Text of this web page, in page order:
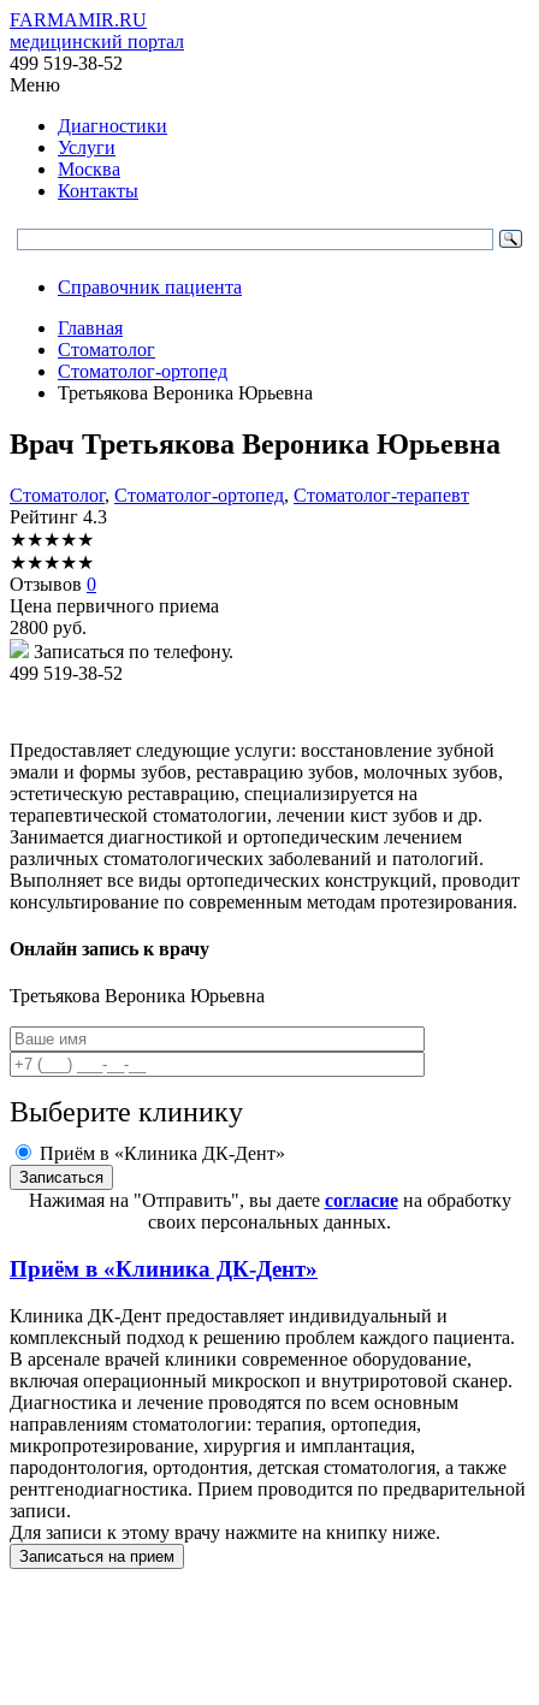
FARMAMIR.RU
медицинский портал
499 519-38-52
Меню
Диагностики
Услуги
Москва
Контакты
Справочник пациента
Главная
Стоматолог
Стоматолог-ортопед
Третьякова Вероника Юрьевна
Врач Третьякова Вероника Юрьевна
Стоматолог, Стоматолог-ортопед, Стоматолог-терапевт
Рейтинг 4.3
★★★★★
★★★★★
Отзывов 0
Цена первичного приема
2800 руб.
Записаться по телефону.
499 519-38-52
Предоставляет следующие услуги: восстановление зубной
эмали и формы зубов, реставрацию зубов, молочных зубов,
эстетическую реставрацию, специализируется на
терапевтической стоматологии, лечении кист зубов и др.
Занимается диагностикой и ортопедическим лечением
различных стоматологических заболеваний и патологий.
Выполняет все виды ортопедических конструкций, проводит
консультирование по современным методам протезирования.
Онлайн запись к врачу
Третьякова Вероника Юрьевна
Выберите клинику
Приём в «Клиника ДК-Дент»
Нажимая на "Отправить", вы даете согласиена обработку
своих персональных данных.
Приём в «Клиника ДК-Дент»
Клиника ДК-Дент предоставляет индивидуальный и
комплексный подход к решению проблем каждого пациента.
В арсенале врачей клиники современное оборудование,
включая операционный микроскоп и внутриротовой сканер.
Диагностика и лечение проводятся по всем основным
направлениям стоматологии: терапия, ортопедия,
микропротезирование, хирургия и имплантация,
пародонтология, ортодонтия, детская стоматология, а также
рентгенодиагностика. Прием проводится по предварительной
записи.
Для записи к этому врачу нажмите на книпку ниже.
Записаться на прием